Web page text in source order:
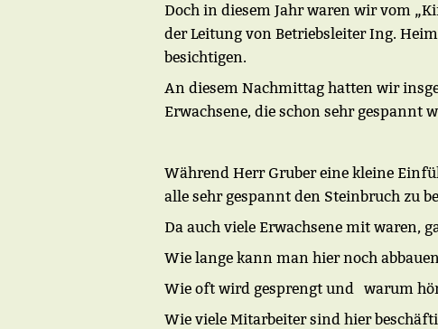
Doch in diesem Jahr waren wir vom
der Leitung von Betriebsleiter Ing.
besichtigen.
An diesem Nachmittag hatten wir
Erwachsene, die schon sehr gespannt
Während Herr Gruber eine kleine
alle sehr gespannt den Steinbruch zu
Da auch viele Erwachsene mit waren,
Wie lange kann man hier noch
Wie oft wird gesprengt und warum
Wie viele Mitarbeiter sind hier